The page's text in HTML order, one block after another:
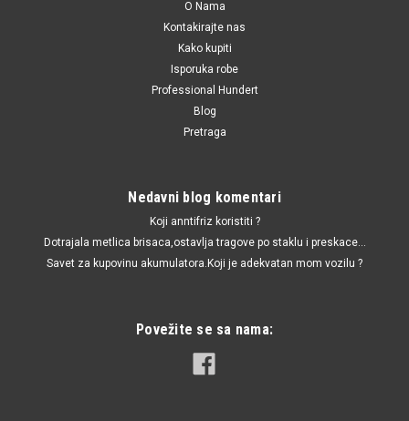
O Nama
Kontakirajte nas
Kako kupiti
Isporuka robe
Professional Hundert
Blog
Pretraga
Nedavni blog komentari
Koji anntifriz koristiti ?
Dotrajala metlica brisaca,ostavlja tragove po staklu i preskace...
Savet za kupovinu akumulatora.Koji je adekvatan mom vozilu ?
Povežite se sa nama: